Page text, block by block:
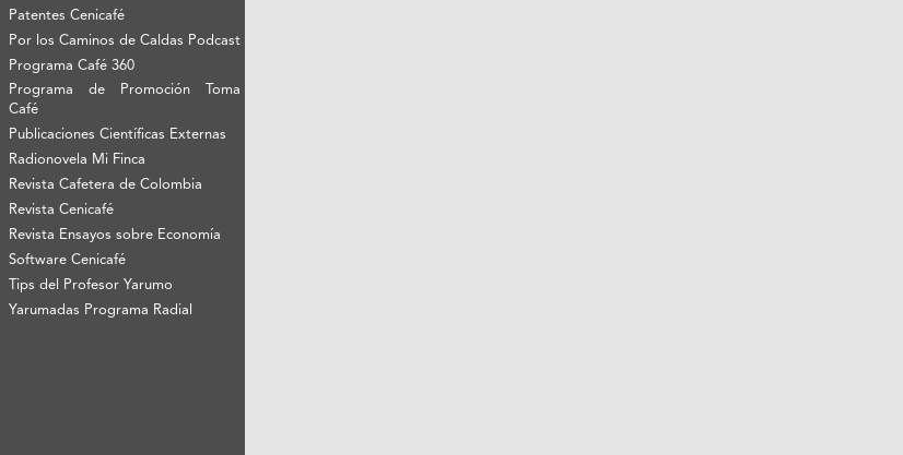
Patentes Cenicafé
Por los Caminos de Caldas Podcast
Programa Café 360
Programa de Promoción Toma
Café
Publicaciones Científicas Externas
Radionovela Mi Finca
Revista Cafetera de Colombia
Revista Cenicafé
Revista Ensayos sobre Economía
Software Cenicafé
Tips del Profesor Yarumo
Yarumadas Programa Radial